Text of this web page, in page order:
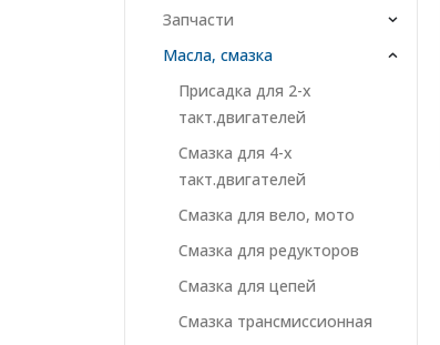
Запчасти
Масла, смазка
Присадка для 2-х
такт.двигателей
Смазка для 4-х
такт.двигателей
Смазка для вело, мото
Смазка для редукторов
Смазка для цепей
Смазка трансмиссионная